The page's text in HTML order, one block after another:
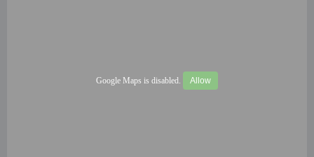
Google Maps is disabled. Allow